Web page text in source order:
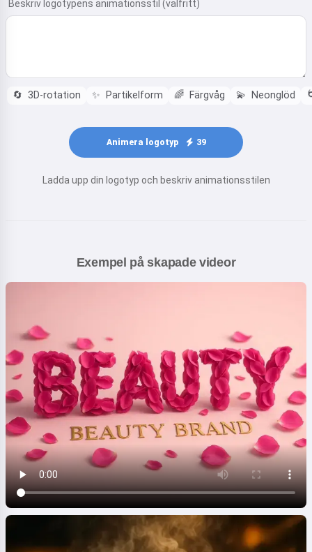
Beskriv logotypens animationsstil (valfritt)
🔄 3D-rotation ✨ Partikelform 🌈 Färgvåg 💫 Neonglöd
Animera logotyp 39
Ladda upp din logotyp och beskriv animationsstilen
Exempel på skapade videor